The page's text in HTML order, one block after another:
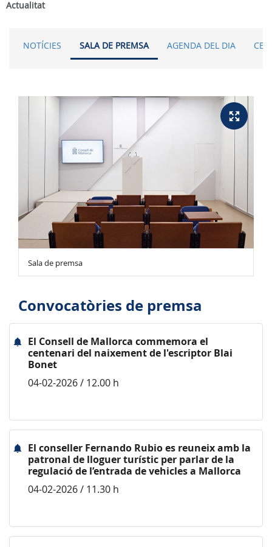
Actualitat
NOTÍCIES SALA DE PREMSA AGENDA DEL DIA
Sala de premsa
Convocatòries de premsa
El Consell de Mallorca commemora el
centenari del naixement de l'escriptor Blai
Bonet
04-02-2026 / 12.00 h
El conseller Fernando Rubio es reuneix amb la
patronal de lloguer turístic per parlar de la
regulació de l’entrada de vehicles a Mallorca
04-02-2026 / 11.30 h